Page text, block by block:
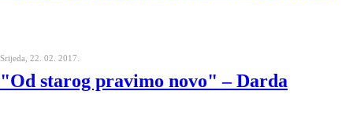
Srijeda, 22. 02. 2017.
"Od starog pravimo novo" – Darda